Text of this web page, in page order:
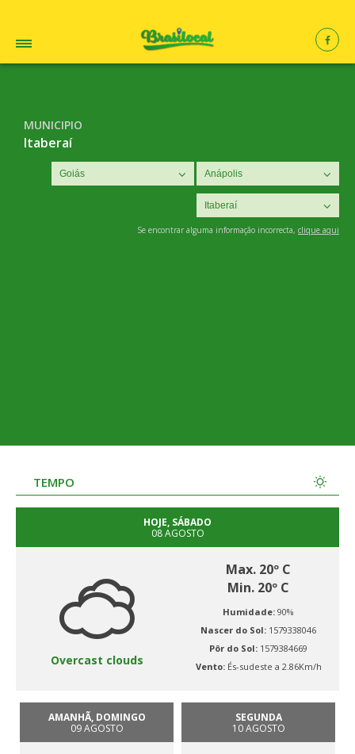
MUNICIPIO
Itaberaí
Se encontrar alguma informação incorrecta, clique aqui
TEMPO
HOJE, SÁBADO
08 AGOSTO
Overcast clouds
Max. 20º C
Min. 20º C
Humidade: 90%
Nascer do Sol: 1579338046
Pôr do Sol: 1579384669
Vento: És-sudeste a 2.86Km/h
AMANHÃ, DOMINGO
09 AGOSTO
SEGUNDA
10 AGOSTO